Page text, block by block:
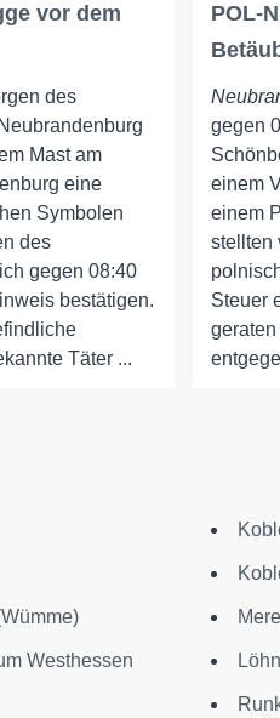
vor dem
des
Mast am
eine
Symbolen
des
gegen 08:40
bestätigen.
Täter ...
POL-
gegen
einem
einem
stellten
Steuer
Westhessen